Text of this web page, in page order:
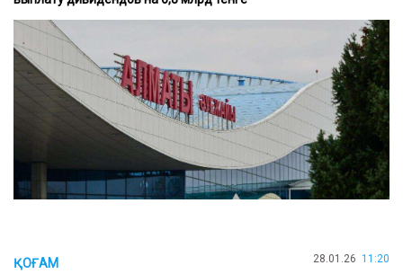
ҚОҒАМ 28.01.26 11:20